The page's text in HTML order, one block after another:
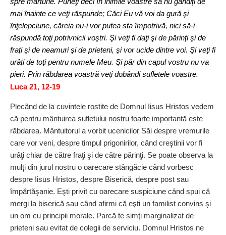
mai înainte ce veţi răspunde; Căci Eu vă voi da gură şi
înţelepciune, căreia nu-i vor putea sta împotrivă, nici să-i
răspundă toţi potrivnicii voştri. Şi veţi fi daţi şi de părinţi şi de
fraţi şi de neamuri şi de prieteni, şi vor ucide dintre voi. Şi veţi fi
urâţi de toţi pentru numele Meu. Şi păr din capul vostru nu va
pieri. Prin răbdarea voastră veţi dobândi sufletele voastre.
Luca 21, 12-19
Plecând de la cuvintele rostite de Domnul Iisus Hristos vedem
că pentru mântuirea sufletului nostru foarte importantă este
răbdarea. Mântuitorul a vorbit ucenicilor Săi despre vremurile
care vor veni, despre timpul prigonirilor, când creştinii vor fi
urâţi chiar de către fraţi şi de către părinţi. Se poate observa la
mulţi din jurul nostru o oarecare stângăcie când vorbesc
despre Iisus Hristos, despre Biserică, despre post sau
împărtăşanie. Eşti privit cu oarecare suspiciune când spui că
mergi la biserică sau când afirmi că eşti un familist convins şi
un om cu principii morale. Parcă te simţi marginalizat de
prieteni sau evitat de colegii de serviciu. Domnul Hristos ne